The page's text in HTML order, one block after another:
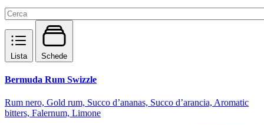
Lista Schede
Bermuda Rum Swizzle
Rum nero, Gold rum, Succo d’ananas, Succo d’arancia, Aromatic
bitters, Falernum, Limone